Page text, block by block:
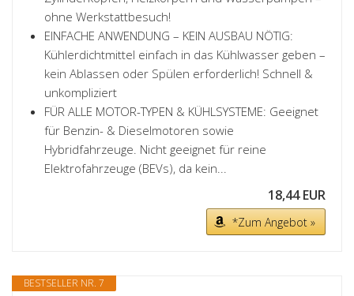
ohne Werkstattbesuch!
EINFACHE ANWENDUNG – KEIN AUSBAU NÖTIG:
Kühlerdichtmittel einfach in das Kühlwasser geben –
kein Ablassen oder Spülen erforderlich! Schnell &
unkompliziert
FÜR ALLE MOTOR-TYPEN & KÜHLSYSTEME: Geeignet
für Benzin- & Dieselmotoren sowie
Hybridfahrzeuge. Nicht geeignet für reine
Elektrofahrzeuge (BEVs), da kein...
18,44 EUR
*Zum Angebot »
BESTSELLER NR. 7